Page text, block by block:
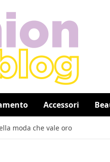
Accessori
moda che vale oro